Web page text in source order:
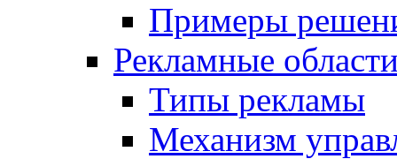
Примеры
Рекламные
Типы рекламы
Механизм